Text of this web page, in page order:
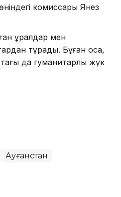
комиссары Янез
құралдар мен
тұрады. Бұған қоса,
да гуманитарлық жүк
Ауғанстан